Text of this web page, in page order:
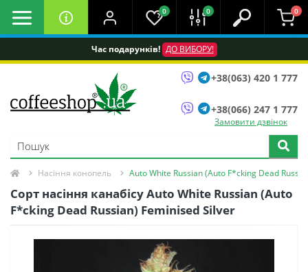
Час подарунків! ДО ВИБОРУ!
0 0 0
+38(063) 420 1 777
+38(066) 247 1 777
Замовити дзвінок
Насіння конопель Auto White Russian (Auto F*cking Dead
Сорт насіння канабісу Auto White Russian (Auto
F*cking Dead Russian) Feminised Silver